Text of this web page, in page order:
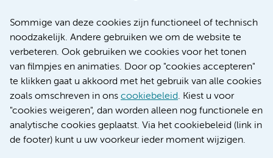
Sommige van deze cookies zijn functioneel of technisch
noodzakelijk. Andere gebruiken we om de website te
verbeteren. Ook gebruiken we cookies voor het tonen
van filmpjes en animaties. Door op "cookies accepteren"
te klikken gaat u akkoord met het gebruik van alle cookies
zoals omschreven in ons cookiebeleid. Kiest u voor
"cookies weigeren", dan worden alleen nog functionele en
analytische cookies geplaatst. Via het cookiebeleid (link in
de footer) kunt u uw voorkeur ieder moment wijzigen.
Nieuws
Research
Educatie locatie AMC
Educatie locatie VUmc
Verwijzen & diagnostiek